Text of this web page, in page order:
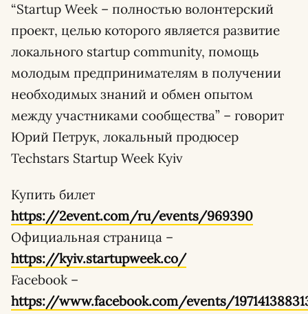
“Startup Week – полностью волонтерский
проект, целью которого является развитие
локального startup community, помощь
молодым предпринимателям в получении
необходимых знаний и обмен опытом
между участниками сообщества” – говорит
Юрий Петрук, локальный продюсер
Techstars Startup Week Kyiv
Купить билет
https://2event.com/ru/events/969390
Официальная страница –
https://kyiv.startupweek.co/
Facebook –
https://www.facebook.com/events/